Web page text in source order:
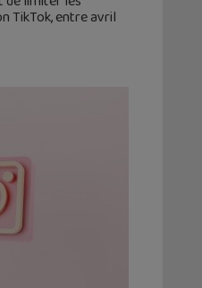
TikTok, entre avril